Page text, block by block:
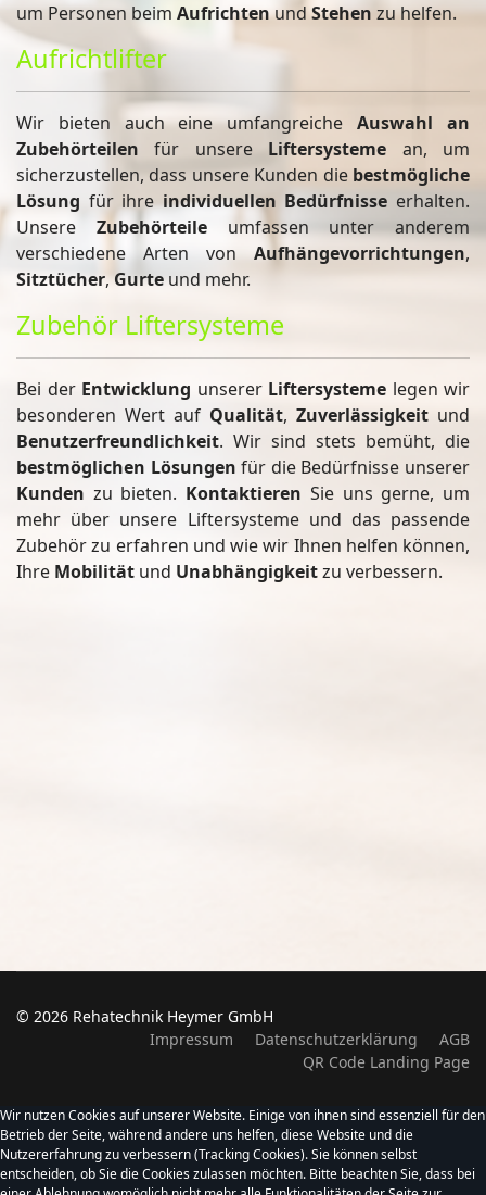
um Personen beim AufrichtenundStehen zu helfen.
Aufrichtlifter
Wir bieten auch eine umfangreicheAuswahl an
Zubehörteilen für unsere Liftersysteme an, um
sicherzustellen, dass unsere Kunden die bestmögliche
Lösung für ihre individuellen Bedürfnisse erhalten.
Unsere Zubehörteileumfassen unter anderem
verschiedene Arten von Aufhängevorrichtungen,
Sitztücher,Gurte und mehr.
Zubehör Liftersysteme
Bei der Entwicklung unserer Liftersysteme legen wir
besonderen Wert auf Qualität, Zuverlässigkeit und
Benutzerfreundlichkeit. Wir sind stets bemüht, die
bestmöglichen Lösungen für die Bedürfnisse unserer
Kunden zu bieten. Kontaktieren Sie uns gerne, um
mehr über unsere Liftersysteme und das passende
Zubehör zu erfahren und wie wir Ihnen helfen können,
Ihre Mobilität und Unabhängigkeitzu verbessern.
© 2026 Rehatechnik Heymer GmbH
Impressum
Datenschutzerklärung
AGB
QR Code Landing Page
Wir nutzen Cookies auf unserer Website. Einige von ihnen sind essenziell für den
Betrieb der Seite, während andere uns helfen, diese Website und die
Nutzererfahrung zu verbessern (Tracking Cookies). Sie können selbst
entscheiden, ob Sie die Cookies zulassen möchten. Bitte beachten Sie, dass bei